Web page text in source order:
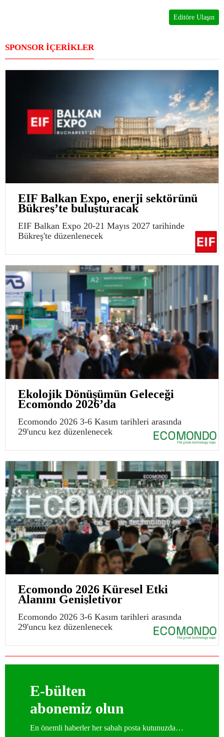
Editöre Ulaşın
SPONSOR İÇERİKLER
EIF Balkan Expo, enerji sektörünü
Bükreş’te buluşturacak
EIF Balkan Expo 20-21 Mayıs 2027 tarihinde
Bükreş'te düzenlenecek
Ekolojik Dönüşümün Geleceği
Ecomondo 2026’da
Ecomondo 2026 3-6 Kasım tarihleri arasında
29'uncu kez düzenlenecek
Ecomondo 2026 Küresel Etki
Alanını Genişletiyor
Ecomondo 2026 3-6 Kasım tarihleri arasında
29'uncu kez düzenlenecek
E-bülten
abonemiz olun
En önemli haberler her sabah posta kutunuzda…